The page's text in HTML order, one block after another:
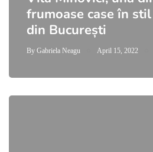
frumoase case în
din București
By Gabriela Neagu April 15, 2022